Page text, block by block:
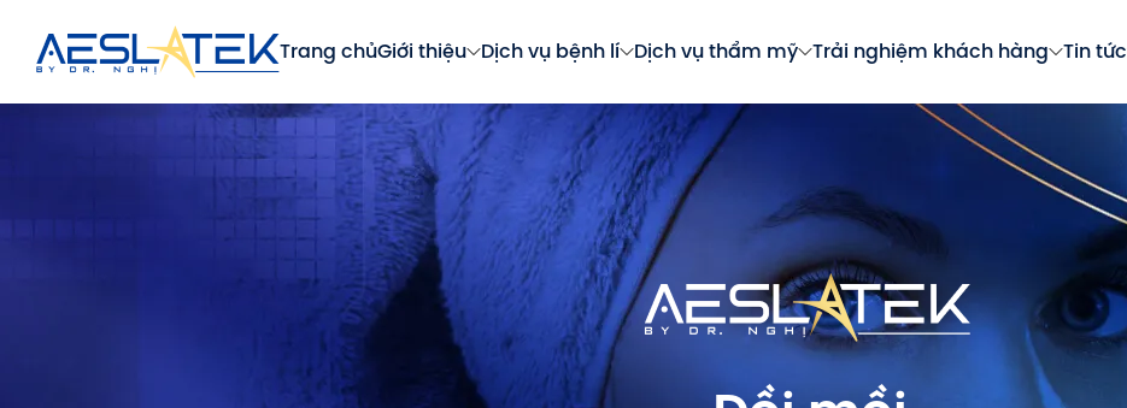
Trang chủGiới thiệu Dịch vụ bệnh lí Dịch vụ thẩm mỹ Trải nghiệm khách hàng Tin tức